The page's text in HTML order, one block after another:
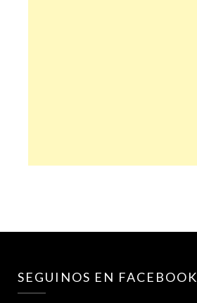
SEGUINOS EN FACEBOOK